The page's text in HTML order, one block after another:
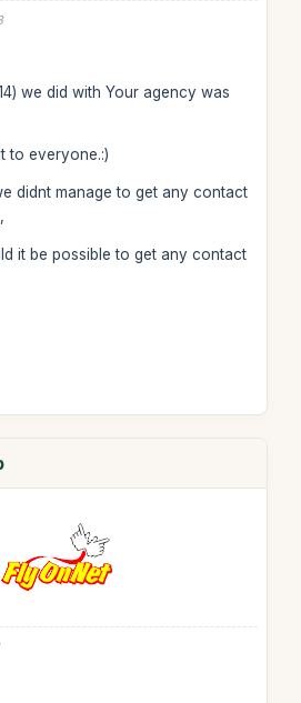
we did with Your agency was
to everyone.:)
didnt manage to get any contact
it be possible to get any contact